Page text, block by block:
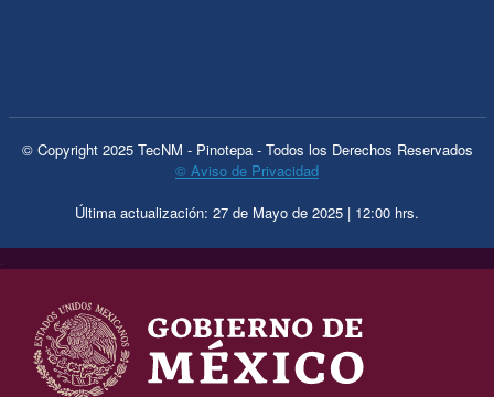
© Copyright 2025 TecNM - Pinotepa - Todos los Derechos Reservados
© Aviso de Privacidad
Última actualización: 27 de Mayo de 2025 | 12:00 hrs.